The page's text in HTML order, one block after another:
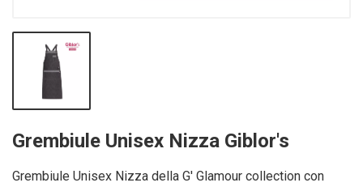
Grembiule Unisex Nizza Giblor's
Grembiule Unisex Nizza della G' Glamour collection con